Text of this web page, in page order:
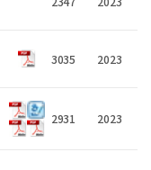
3035 2023
2931 2023